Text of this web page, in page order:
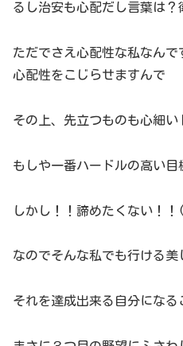
るし治安も心配だし言葉は？
ただでさえ心配性な私なん
心配性をこじらせますんで
その上、先立つものも心細
もしや一番ハードルの高い目
しかし！！諦めたくない！
なのでそんな私でも行ける美
それを達成出来る自分になる